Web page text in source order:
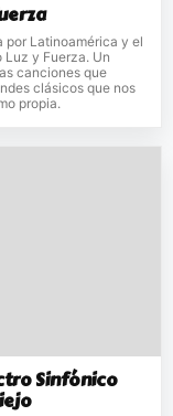
por Latinoamérica y el
y Fuerza. Un
canciones que
clásicos que nos
propia.
Sinfónico